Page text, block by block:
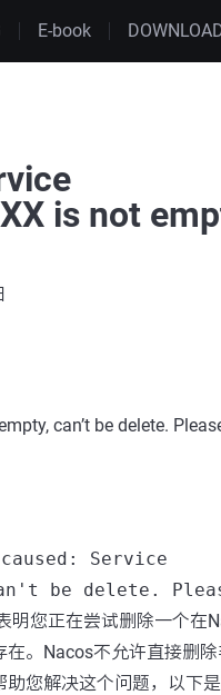
E-book
is not
can’t be delete.
Service
can't be delete.
明您正在尝试删除一个在
。Nacos不允许直接删
您解决这个问题，以下